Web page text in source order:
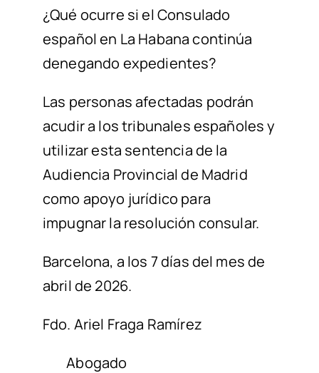
¿Qué ocurre si el Consulado
español en La Habanacontinúa
denegando expedientes?
Las personas afectadas podrán
acudir a los tribunales españoles y
utilizar esta sentencia de la
Audiencia Provincial de Madrid
como apoyo jurídico para
impugnar la resolución consular.
Barcelona, a los 7 días del mes de
abril de 2026.
Fdo. Ariel Fraga Ramírez
Abogado